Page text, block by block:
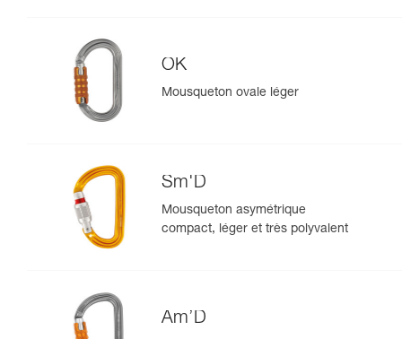
OK
Mousqueton ovale léger
Sm'D
Mousqueton asymétrique
compact, léger et très polyvalent
Am’D